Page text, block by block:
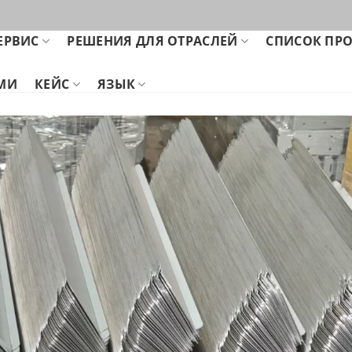
РЕШЕНИЯ ДЛЯ ОТРАСЛЕЙ СПИСОК
КЕЙС ЯЗЫК